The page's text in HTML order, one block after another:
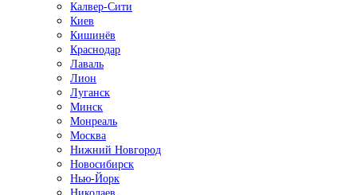
Калвер-Сити
Киев
Кишинёв
Краснодар
Лаваль
Лион
Луганск
Минск
Монреаль
Москва
Нижний Новгород
Новосибирск
Нью-Йорк